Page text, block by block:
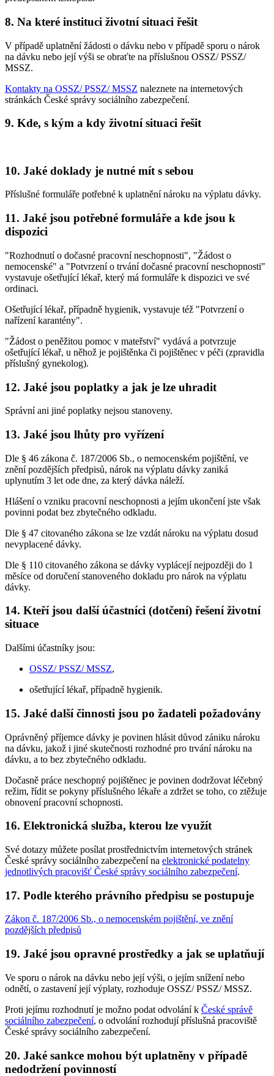
8. Na které instituci životní situaci řešit
V případě uplatnění žádosti o dávku nebo v případě sporu o nárok
na dávku nebo její výši se obraťte na příslušnou OSSZ/ PSSZ/
MSSZ.
Kontakty na OSSZ/ PSSZ/ MSSZ naleznete na internetových
stránkách České správy sociálního zabezpečení.
9. Kde, s kým a kdy životní situaci řešit
10. Jaké doklady je nutné mít s sebou
Příslušné formuláře potřebné k uplatnění nároku na výplatu dávky.
11. Jaké jsou potřebné formuláře a kde jsou k
dispozici
"Rozhodnutí o dočasné pracovní neschopnosti", "Žádost o
nemocenské" a "Potvrzení o trvání dočasné pracovní neschopnosti"
vystavuje ošetřující lékař, který má formuláře k dispozici ve své
ordinaci.
Ošetřující lékař, případně hygienik, vystavuje též "Potvrzení o
nařízení karantény".
"Žádost o peněžitou pomoc v mateřství" vydává a potvrzuje
ošetřující lékař, u něhož je pojištěnka či pojištěnec v péči (zpravidla
příslušný gynekolog).
12. Jaké jsou poplatky a jak je lze uhradit
Správní ani jiné poplatky nejsou stanoveny.
13. Jaké jsou lhůty pro vyřízení
Dle § 46 zákona č. 187/2006 Sb., o nemocenském pojištění, ve
znění pozdějších předpisů, nárok na výplatu dávky zaniká
uplynutím 3 let ode dne, za který dávka náleží.
Hlášení o vzniku pracovní neschopnosti a jejím ukončení jste však
povinni podat bez zbytečného odkladu.
Dle § 47 citovaného zákona se lze vzdát nároku na výplatu dosud
nevyplacené dávky.
Dle § 110 citovaného zákona se dávky vyplácejí nejpozději do 1
měsíce od doručení stanoveného dokladu pro nárok na výplatu
dávky.
14. Kteří jsou další účastníci (dotčení) řešení životní
situace
Dalšími účastníky jsou:
OSSZ/ PSSZ/ MSSZ,
ošetřující lékař, případně hygienik.
15. Jaké další činnosti jsou po žadateli požadovány
Oprávněný příjemce dávky je povinen hlásit důvod zániku nároku
na dávku, jakož i jiné skutečnosti rozhodné pro trvání nároku na
dávku, a to bez zbytečného odkladu.
Dočasně práce neschopný pojištěnec je povinen dodržovat léčebný
režim, řídit se pokyny příslušného lékaře a zdržet se toho, co ztěžuje
obnovení pracovní schopnosti.
16. Elektronická služba, kterou lze využít
Své dotazy můžete posílat prostřednictvím internetových stránek
České správy sociálního zabezpečení na elektronické podatelny
jednotlivých pracovišť České správy sociálního zabezpečení.
17. Podle kterého právního předpisu se postupuje
Zákon č. 187/2006 Sb., o nemocenském pojištění, ve znění
pozdějších předpisů
19. Jaké jsou opravné prostředky a jak se uplatňují
Ve sporu o nárok na dávku nebo její výši, o jejím snížení nebo
odnětí, o zastavení její výplaty, rozhoduje OSSZ/ PSSZ/ MSSZ.
Proti jejímu rozhodnutí je možno podat odvolání k České správě
sociálního zabezpečení, o odvolání rozhodují příslušná pracoviště
České správy sociálního zabezpečení.
20. Jaké sankce mohou být uplatněny v případě
nedodržení povinností